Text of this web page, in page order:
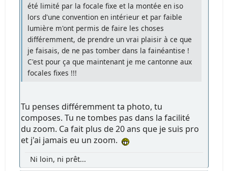
été limité par la focale fixe et la montée en iso
lors d'une convention en intérieur et par faible
lumière m'ont permis de faire les choses
différemment, de prendre un vrai plaisir à ce que
je faisais, de ne pas tomber dans la fainéantise !
C'est pour ça que maintenant je me cantonne aux
focales fixes !!!
Tu penses différemment ta photo, tu
composes. Tu ne tombes pas dans la facilité
du zoom. Ca fait plus de 20 ans que je suis pro
et j'ai jamais eu un zoom.
Ni loin, ni prêt...